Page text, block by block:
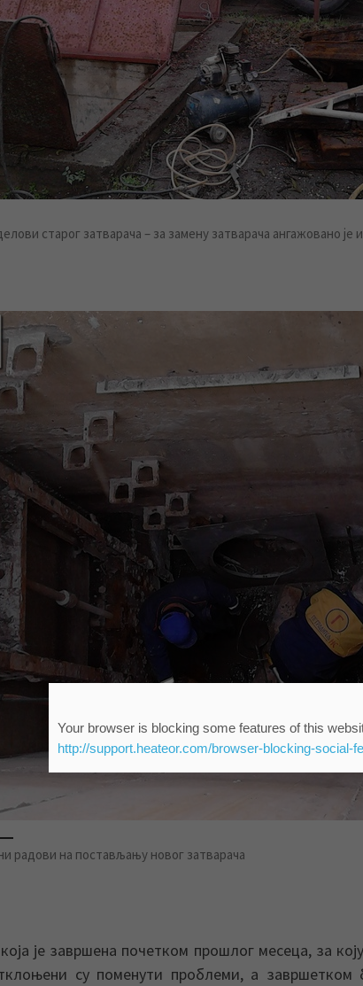
старог затварача – за замену затварача ангажовано је
радови на постављању новог затварача
је завршена почетком прошлог месеца, за
су поменути проблеми, а
Your browser is blocking some features of this
http://support.heateor.com/browser-blocking-social-